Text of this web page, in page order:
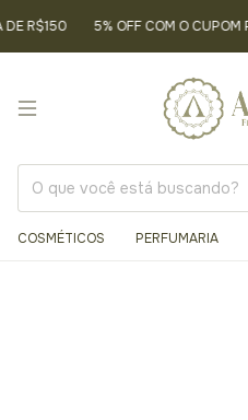
R$150 5% OFF COM O CUPOM
COSMÉTICOS PERFUMARIA